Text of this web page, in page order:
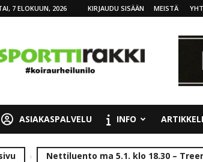
7 ELOKUUN, 2026 KIRJAUDU SISÄÄN MEISTÄ
ASIAKASPALVELU INFO
Nettiluento ma 5.1. klo 18.30 –